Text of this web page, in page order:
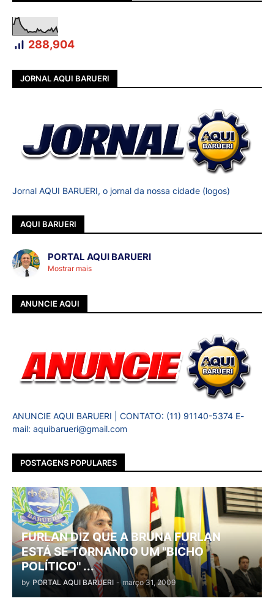
288,904
JORNAL AQUI BARUERI
Jornal AQUI BARUERI, o jornal da nossa cidade (logos)
AQUI BARUERI
PORTAL AQUI BARUERI
Mostrar mais
ANUNCIE AQUI
ANUNCIE AQUI BARUERI | CONTATO: (11) 91140-5374 E-
mail: aquibarueri@gmail.com
POSTAGENS POPULARES
FURLAN DIZ QUE A BRUNA FURLAN
ESTÁ SE TORNANDO UM "BICHO
POLÍTICO" ...
by PORTAL AQUI BARUERI - março 31, 2009